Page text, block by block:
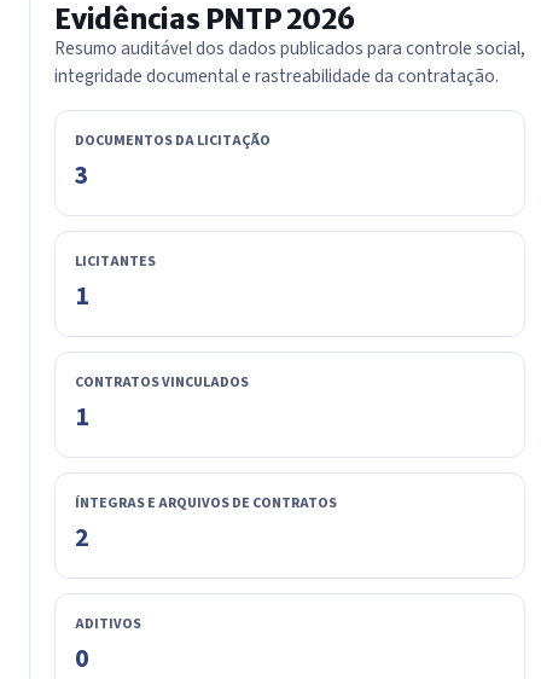
Evidências PNTP 2026
Resumo auditável dos dados publicados para controle social,
integridade documental e rastreabilidade da contratação.
DOCUMENTOS DA LICITAÇÃO
3
LICITANTES
1
CONTRATOS VINCULADOS
1
ÍNTEGRAS E ARQUIVOS DE CONTRATOS
2
ADITIVOS
0